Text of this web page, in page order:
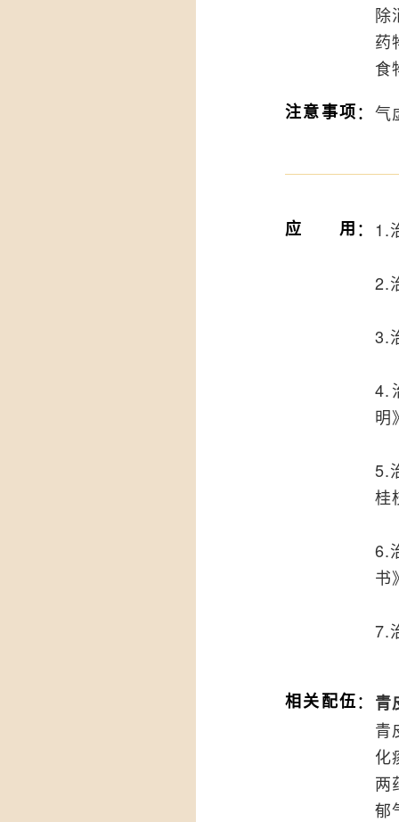
除
药
食
注意事项： 气
应用： 1.
2.
3.
4.
明
5.
桂
6.
书
7.
相关配伍： 青
青
化
两
郁